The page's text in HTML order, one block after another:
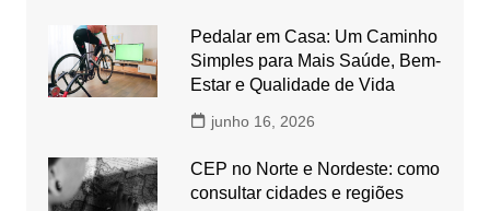
Pedalar em Casa: Um Caminho
Simples para Mais Saúde, Bem-
Estar e Qualidade de Vida
junho 16, 2026
CEP no Norte e Nordeste: como
consultar cidades e regiões